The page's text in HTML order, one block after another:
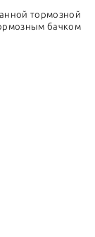
тормозной
бачком